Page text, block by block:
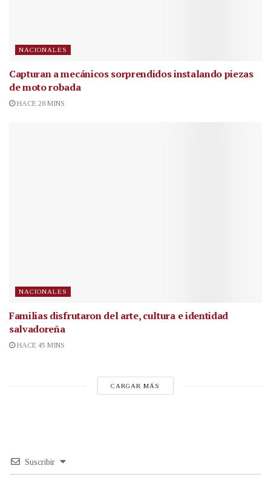
NACIONALES
Capturan a mecánicos sorprendidos instalando piezas
de moto robada
HACE 28 MINS
NACIONALES
Familias disfrutaron del arte, cultura e identidad
salvadoreña
HACE 45 MINS
CARGAR MÁS
Suscribir